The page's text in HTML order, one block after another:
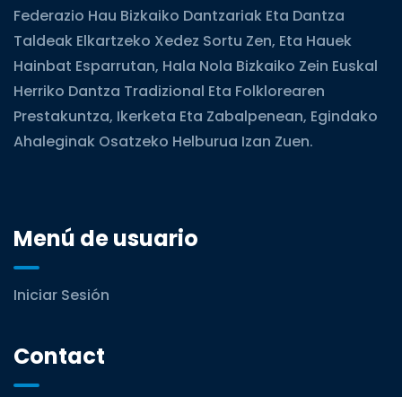
Federazio Hau Bizkaiko Dantzariak Eta Dantza
Taldeak Elkartzeko Xedez Sortu Zen, Eta Hauek
Hainbat Esparrutan, Hala Nola Bizkaiko Zein Euskal
Herriko Dantza Tradizional Eta Folklorearen
Prestakuntza, Ikerketa Eta Zabalpenean, Egindako
Ahaleginak Osatzeko Helburua Izan Zuen.
Menú de usuario
Iniciar Sesión
Contact